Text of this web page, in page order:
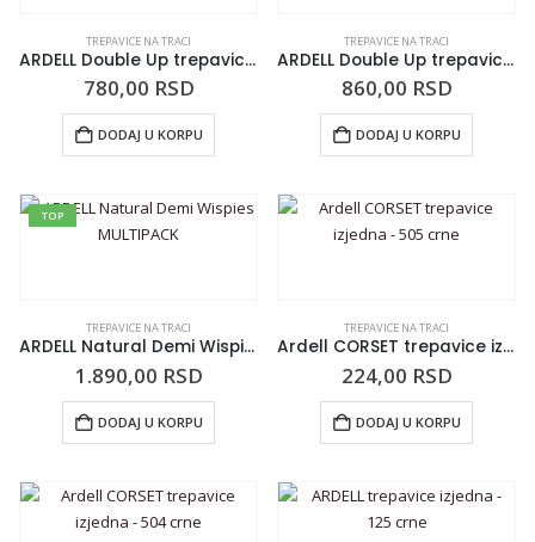
TREPAVICE NA TRACI
ARDELL Double Up trepavice izjedna – 207 Black
780,00 RSD
DODAJ U KORPU
TREPAVICE NA TRACI
ARDELL Double Up trepavice izjedna – Double Wispies
860,00 RSD
DODAJ U KORPU
TOP
TREPAVICE NA TRACI
ARDELL Natural Demi Wispies MULTIPACK
1.890,00 RSD
DODAJ U KORPU
TREPAVICE NA TRACI
Ardell CORSET trepavice izjedna – 505 crne
224,00 RSD
DODAJ U KORPU